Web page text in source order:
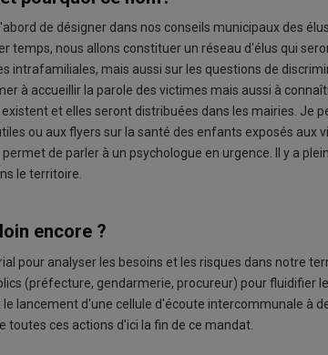
de désigner dans nos conseils municipaux des élus
temps, nous allons constituer un réseau d'élus qui
intrafamiliales, mais aussi sur les questions de
à accueillir la parole des victimes mais aussi à
et elles seront distribuées dans les mairies. Je
ou aux flyers sur la santé des enfants exposés aux
de parler à un psychologue en urgence. Il y a
le territoire.
encore ?
pour analyser les besoins et les risques dans notre
(préfecture, gendarmerie, procureur) pour fluidifier
lancement d'une cellule d'écoute intercommunale à
toutes ces actions d'ici la fin de ce mandat.